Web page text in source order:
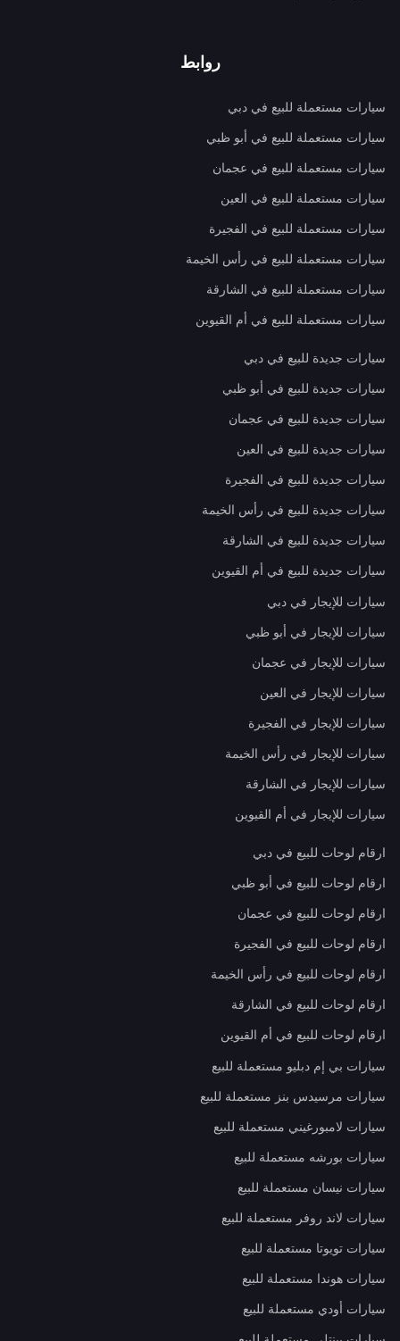
روابط
سيارات مستعملة للبيع في دبي
سيارات مستعملة للبيع في أبو ظبي
سيارات مستعملة للبيع في عجمان
سيارات مستعملة للبيع في العين
سيارات مستعملة للبيع في الفجيرة
سيارات مستعملة للبيع في رأس الخيمة
سيارات مستعملة للبيع في الشارقة
سيارات مستعملة للبيع في أم القيوين
سيارات جديدة للبيع في دبي
سيارات جديدة للبيع في أبو ظبي
سيارات جديدة للبيع في عجمان
سيارات جديدة للبيع في العين
سيارات جديدة للبيع في الفجيرة
سيارات جديدة للبيع في رأس الخيمة
سيارات جديدة للبيع في الشارقة
سيارات جديدة للبيع في أم القيوين
سيارات للإيجار في دبي
سيارات للإيجار في أبو ظبي
سيارات للإيجار في عجمان
سيارات للإيجار في العين
سيارات للإيجار في الفجيرة
سيارات للإيجار في رأس الخيمة
سيارات للإيجار في الشارقة
سيارات للإيجار في أم القيوين
ارقام لوحات للبيع في دبي
ارقام لوحات للبيع في أبو ظبي
ارقام لوحات للبيع في عجمان
ارقام لوحات للبيع في الفجيرة
ارقام لوحات للبيع في رأس الخيمة
ارقام لوحات للبيع في الشارقة
ارقام لوحات للبيع في أم القيوين
سيارات بي إم دبليو مستعملة للبيع
سيارات مرسيدس بنز مستعملة للبيع
سيارات لامبورغيني مستعملة للبيع
سيارات بورشه مستعملة للبيع
سيارات نيسان مستعملة للبيع
سيارات لاند روفر مستعملة للبيع
سيارات تويوتا مستعملة للبيع
سيارات هوندا مستعملة للبيع
سيارات أودي مستعملة للبيع